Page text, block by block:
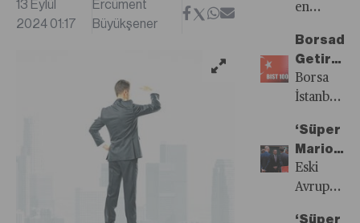
13 Eylül
2024 01:17
Ercüment
Büyükşener
Olanların
Artıyor
en
şirketi
iPhone
üzerindeki
fanatiklik
kontrolü
nedeniyle
seviliyor
Borsada
Getiriler
Eriyor
Borsa
İstanbul
ilk
yarısında
yüzde
50’lik
getiriyle
‘Süper
Avrupa
Eski
Avrupa
‘Süper